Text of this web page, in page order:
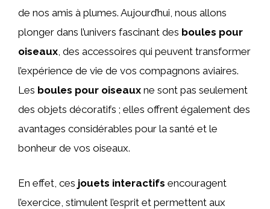
de nos amis à plumes. Aujourd’hui, nous allons
plonger dans l’univers fascinant des boules pour
oiseaux, des accessoires qui peuvent transformer
l’expérience de vie de vos compagnons aviaires.
Les boules pour oiseaux ne sont pas seulement
des objets décoratifs ; elles offrent également des
avantages considérables pour la santé et le
bonheur de vos oiseaux.
En effet, ces jouets interactifs encouragent
l’exercice, stimulent l’esprit et permettent aux